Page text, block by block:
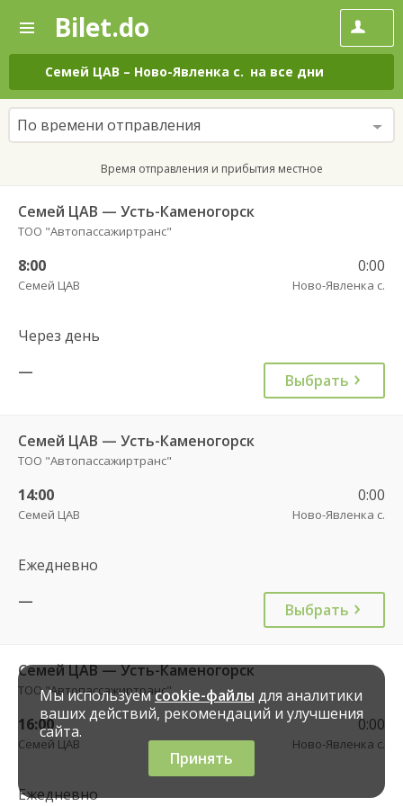
—
Поиск
и
покупка
билетов
на
автобус
онлайн
Bilet.do
Семей ЦАВ – Ново-Явленка с. на все дни
По времени отправления
Время отправления и прибытия местное
Семей ЦАВ — Усть-Каменогорск
ТОО "Автопассажиртранс"
8:00
Семей ЦАВ
0:00
Ново-Явленка с.
Через день
—
Выбрать
Семей ЦАВ — Усть-Каменогорск
ТОО "Автопассажиртранс"
14:00
Семей ЦАВ
0:00
Ново-Явленка с.
Ежедневно
—
Выбрать
Семей ЦАВ — Усть-Каменогорск
ТОО "Автопассажиртранс"
16:00
Семей ЦАВ
0:00
Ново-Явленка с.
Ежедневно
Мы используемcookie-файлы для аналитики
ваших действий, рекомендаций и улучшения
сайта.
Принять